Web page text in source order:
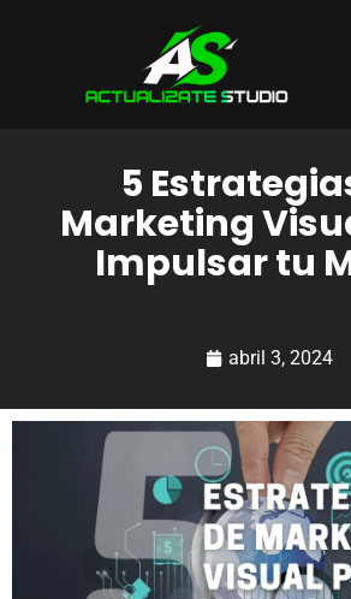
5
Marketing
Impulsar tu
abril 3, 2024